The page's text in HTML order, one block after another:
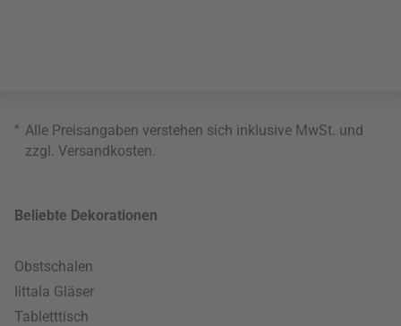
* Alle Preisangaben verstehen sich inklusive MwSt. und
zzgl. Versandkosten
Beliebte Dekorationen
Obstschalen
Iittala Gläser
Tabletttisch